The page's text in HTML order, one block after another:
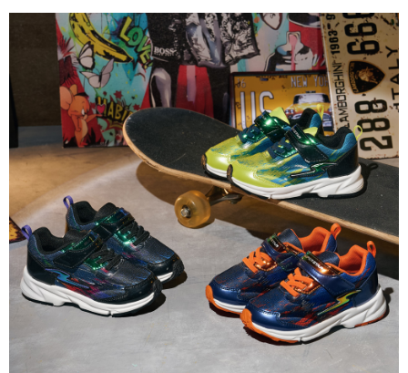
３．安心：先確認商品／服務後，再付款。
【「AFTEE先享後付」結帳流程】
１．於結帳方式選擇「AFTEE先享後付」後，將跳轉至「AFTEE先享後付」
結帳頁面，進行簡訊認證並確認金額後，即可完成結帳。
２．訂單成立數日內，您將收到繳費通知簡訊。
３．收到繳費通知簡訊後14天內，點擊此簡訊中的連結，可透過四大超商／
ATM／網路銀行／等多元方式進行付款，方視為交易完成。
※ 請注意：結帳手續完成當下不需立刻繳費，但若您需要取消訂單，請聯絡
購買商品的店家。未經商家同意取消之訂單仍視為有效，需透過AFTEE先享
後付繳納相關費用。
※ 交易是否成功請以「AFTEE先享後付 」之結帳頁面顯示為準，若有關於
是否繳費成功／繳費後需取消欲退款等相關疑問，請聯繫「AFTEE先享後付
客戶支援中心」https://netprotections.freshdesk.com/support/home
【注意事項】
１．透過由恩沛科技股份有限公司提供之「AFTEE先享後付」服務完成之交
易，需依本服務之必要範圍內提供個人資料，並將交易相關給付款項請求債
權轉讓予恩沛科技股份有限公司。
２．關於個人資料處理事宜，請瀏覽以下網址：
３．未成年的使用者請事先徵得法定代理人或監護人之同意方可使用
全家取貨
每筆NT$80，滿NT$888(含以上)免運費
萊爾富取貨
每筆NT$80，滿NT$1,000(含以上)免運費
7-11取貨
每筆NT$80，滿NT$1,000(含以上)免運費
宅配
每筆NT$80，滿NT$1,000(含以上)免運費